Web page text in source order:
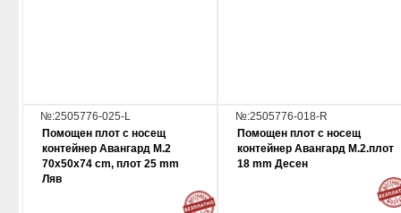
№:2505776-025-L
Помощен плот с носещ
контейнер Авангард М.2
70x50x74 cm, плот 25 mm
Ляв
№:2505776-018-R
Помощен плот с носещ
контейнер Авангард М.2.плот
18 mm Десен